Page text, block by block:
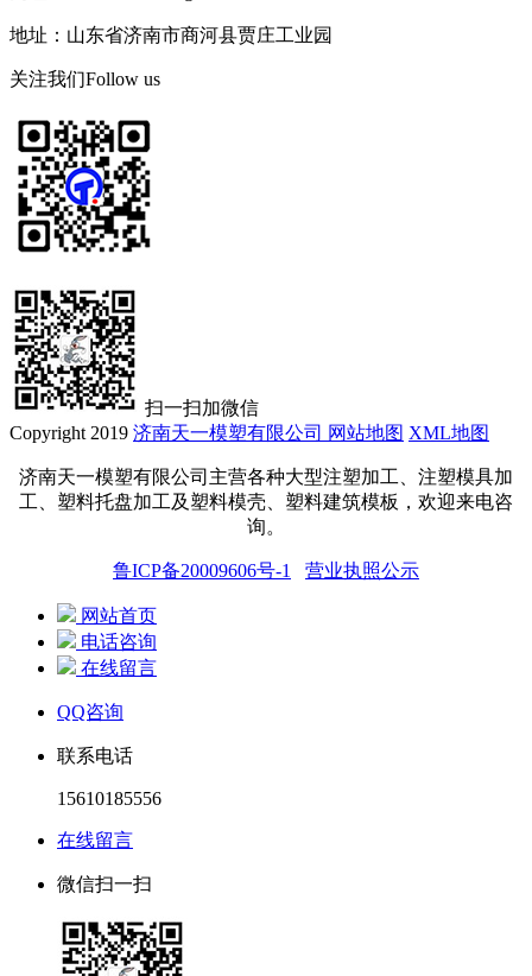
地址：山东省济南市商河县贾庄工业园
关注我们Follow us
扫一扫加微信
Copyright 2019 济南天一模塑有限公司 网站地图 XML地图
济南天一模塑有限公司主营各种大型注塑加工、注塑模具加
工、塑料托盘加工及塑料模壳、塑料建筑模板，欢迎来电咨
询。
鲁ICP备20009606号-1 营业执照公示
网站首页
电话咨询
在线留言
QQ咨询
联系电话
15610185556
在线留言
微信扫一扫